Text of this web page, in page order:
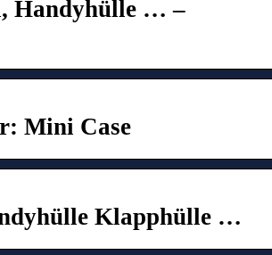
Handyhülle … –
Mini Case
Klapphülle …